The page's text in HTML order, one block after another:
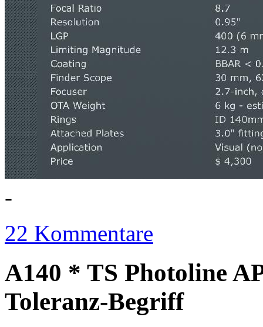
-
22 Kommentare
A140 * TS Photoline
Toleranz-Begriff